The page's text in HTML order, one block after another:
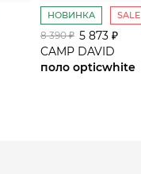
НОВИНКА SALE
8 390 ₽ 5 873 ₽
CAMP DAVID
поло opticwhite